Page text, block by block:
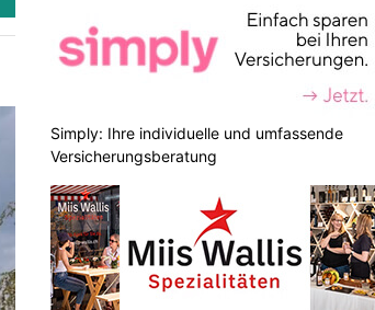
Simply: Ihre individuelle und umfassende
Versicherungsberatung